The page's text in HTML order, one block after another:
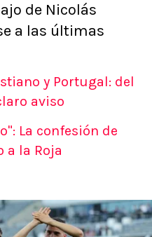
de Nicolás
a las últimas
y Portugal: del
aviso
La confesión de
a la Roja